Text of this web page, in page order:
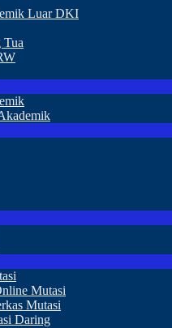
Luar DKI
Tua
Mutasi
Mutasi
Daring